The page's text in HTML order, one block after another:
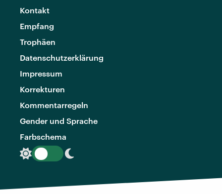
Kontakt
Empfang
Trophäen
Datenschutzerklärung
Impressum
Korrekturen
Kommentarregeln
Gender und Sprache
Farbschema